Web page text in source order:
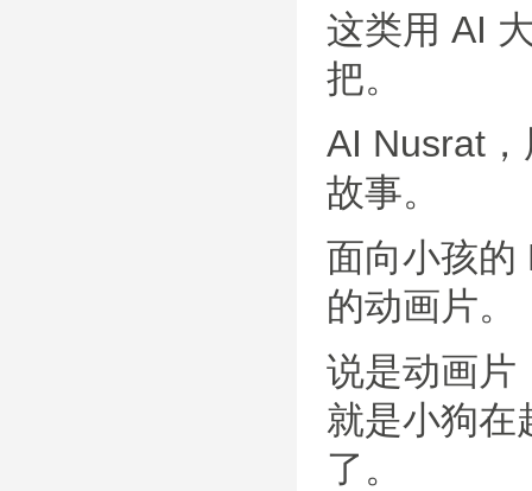
这类用 AI
把。
AI Nusrat
故事。
面向小孩的
的动画片。
说是动画片
就是小狗在
了。